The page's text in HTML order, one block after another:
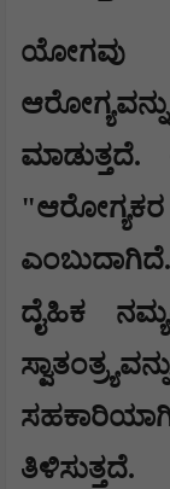
ಯೋಗವು
ದೈಹಿಕ
ತಿಳಿಸುತ್ತದೆ.